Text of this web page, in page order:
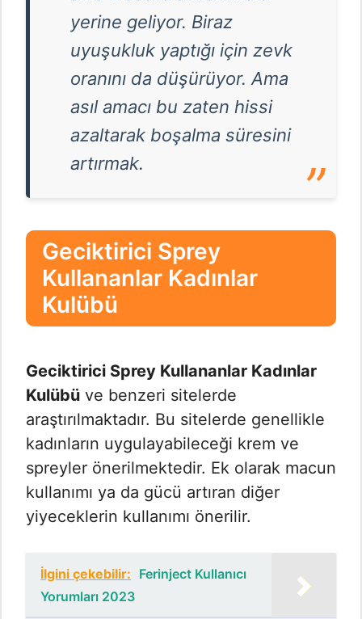
yerine geliyor. Biraz
uyuşukluk yaptığı için zevk
oranını da düşürüyor. Ama
asıl amacı bu zaten hissi
azaltarak boşalma süresini
artırmak.
Geciktirici Sprey
Kullananlar Kadınlar
Kulübü
Geciktirici Sprey Kullananlar Kadınlar
Kulübü ve benzeri sitelerde
araştırılmaktadır. Bu sitelerde genellikle
kadınların uygulayabileceği krem ve
spreyler önerilmektedir. Ek olarak macun
kullanımı ya da gücü artıran diğer
yiyeceklerin kullanımı önerilir.
İlgini çekebilir: Ferinject Kullanıcı
Yorumları 2023